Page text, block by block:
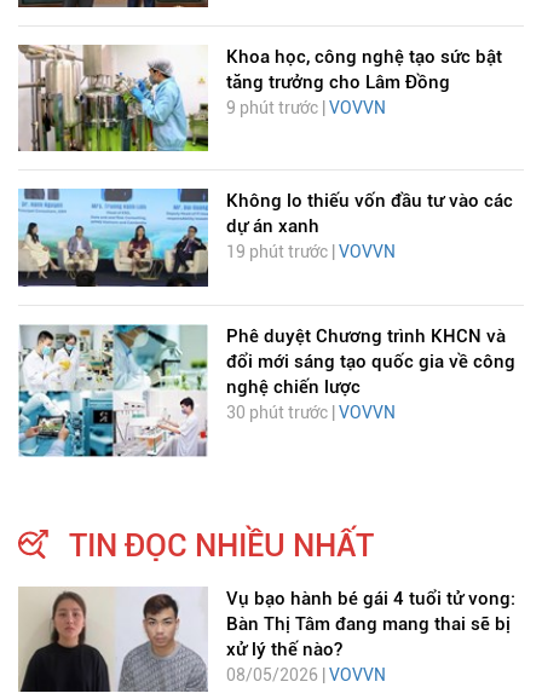
Khoa học, công nghệ tạo sức bật
tăng trưởng cho Lâm Đồng
9 phút trước | VOVVN
Không lo thiếu vốn đầu tư vào các
dự án xanh
19 phút trước |VOVVN
Phê duyệt Chương trình KHCN và
đổi mới sáng tạo quốc gia về công
nghệ chiến lược
30 phút trước | VOVVN
TIN ĐỌC NHIỀU NHẤT
Vụ bạo hành bé gái 4 tuổi tử vong:
Bàn Thị Tâm đang mang thai sẽ bị
xử lý thế nào?
08/05/2026 | VOVVN